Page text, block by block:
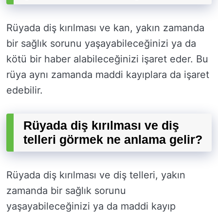
Rüyada diş kırılması ve kan, yakın zamanda
bir sağlık sorunu yaşayabileceğinizi ya da
kötü bir haber alabileceğinizi işaret eder. Bu
rüya aynı zamanda maddi kayıplara da işaret
edebilir.
Rüyada diş kırılması ve diş
telleri görmek ne anlama gelir?
Rüyada diş kırılması ve diş telleri, yakın
zamanda bir sağlık sorunu
yaşayabileceğinizi ya da maddi kayıp